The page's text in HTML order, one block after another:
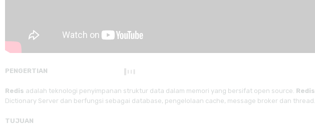
PENGERTIAN
Redis adalah teknologi penyimpanan struktur data dalam memori yang bersifat open source. Redis
Dictionary Server dan berfungsi sebagai database, pengelolaan cache, message broker dan thread.
TUJUAN